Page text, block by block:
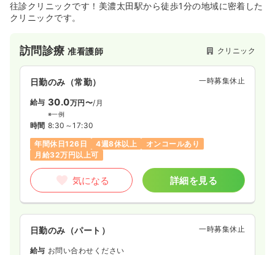
往診クリニックです！美濃太田駅から徒歩1分の地域に密着した
クリニックです。
訪問診療准看護師 クリニック
日勤のみ（常勤） 一時募集休止
給与 30.0万円〜/月
※一例
時間 8:30～17:30
年間休日126日
4週8休以上
オンコールあり
月給32万円以上可
気になる 詳細を見る
日勤のみ（パート） 一時募集休止
給与 お問い合わせください